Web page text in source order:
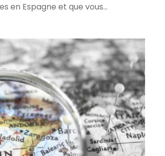
en Espagne et que vous...